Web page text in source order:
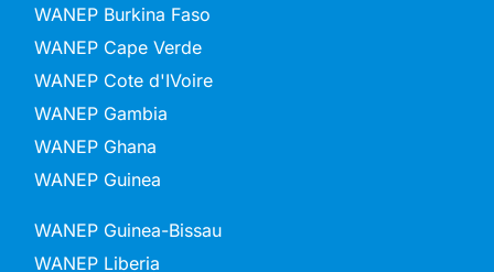
WANEP Burkina Faso
WANEP Cape Verde
WANEP Cote d'IVoire
WANEP Gambia
WANEP Ghana
WANEP Guinea
WANEP Guinea-Bissau
WANEP Liberia